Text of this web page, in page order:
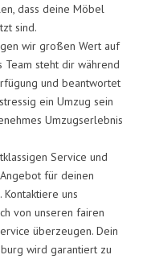
dass deine Möbel
sind.
wir großen Wert auf
Team steht dir während
und beantwortet
ein Umzug sein
Umzugserlebnis
Service und
für deinen
uns
von unseren fairen
überzeugen. Dein
wird garantiert zu